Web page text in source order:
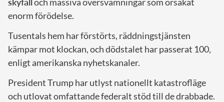
enorm förödelse.
Tusentals hem har förstörts, räddningstjänsten
kämpar mot klockan, och dödstalet har passerat 100,
enligt amerikanska nyhetskanaler.
President Trump har utlyst nationellt katastrofläge
och utlovat omfattande federalt stöd till de drabbade.